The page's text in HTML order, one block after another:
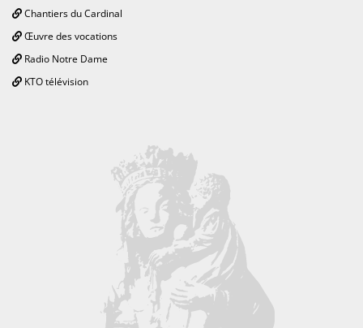
Chantiers du Cardinal
Œuvre des vocations
Radio Notre Dame
KTO télévision